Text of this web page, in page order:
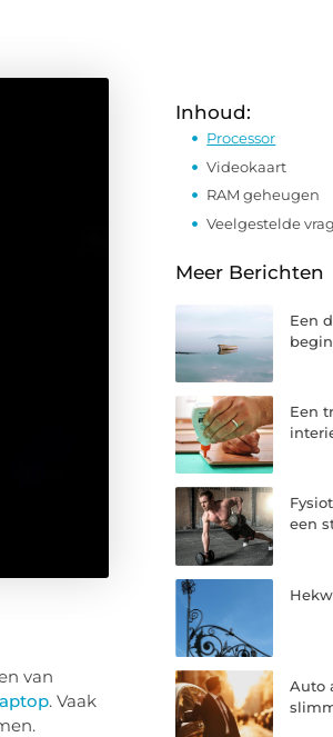
van
. Vaak
Inhoud:
Processor
Videokaart
RAM geheugen
Veelgestelde
Meer Berichten
Een
Een
een
Auto